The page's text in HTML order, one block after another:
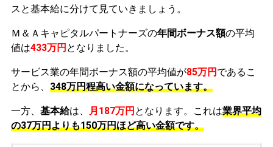
スと基本給に分けて見ていきましょう。
Ｍ＆Ａキャピタルパートナーズの年間ボーナス額の平均
値は433万円 となりました。
サービス業の年間ボーナス額の平均値が85万円 であるこ
とから、 348万円程高い金額になっています。
一方、 基本給は、 月187万円 となります。これは業界平均
の37万円よりも150万円ほど高い金額です。